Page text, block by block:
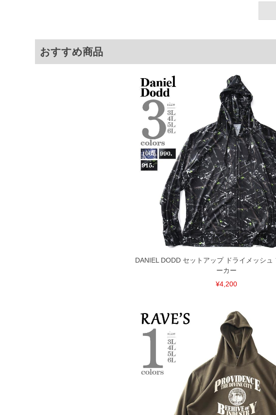
・シワになりにくい薄手のストレッチ生地で、持ち運
フルジップ／フード(調節ひも有)／チンガード／サイ
ゴムシャーリング／プリント／ストレッチ／調湿／通
カット／防虫／DIATOM DRY TEX
サイズ表
バスト 裾周り
136 80 132
146 82 142
156 84 152
86 162
88 172
90 182
※商品によって若干のサイズの誤差がございます。また、
※上記サイズが実際の商品に付いているタグのサイズ表記
扱い前に商品付属タグの記載もご確認下さい。
※当店での掲載商品は、実店鋪と在庫を共用しております
※【ボトムの裾上げをご希望の場合】
裾上げ料金は500円+税となります。
備考欄に股下●cmとご記入下さい。（裾上げ無料対象商
が対象。1本5,999円以下の商品は有料（500円+税）となり
出荷まで約1週間～20日間程お時間を頂く場合がございます
尚、裾上げした商品は返品・交換不可となりますので、予
一部、お直しに対応出来ない商品がございます。(例：裾
いる、極端なデザインが施されている等)
※【返品交換について】
おすすめ商品
DANIEL DODD セットアップ ドライメッシュ
ーカー
¥4,200